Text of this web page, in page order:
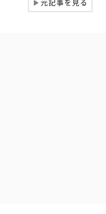
▶元記事を見る